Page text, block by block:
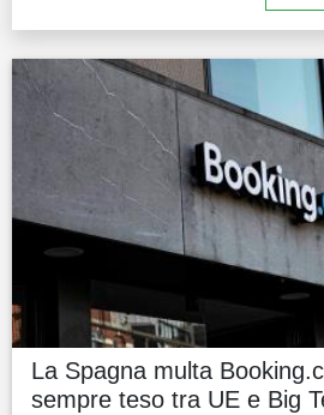
La Spagna multa
sempre teso tra UE e Big